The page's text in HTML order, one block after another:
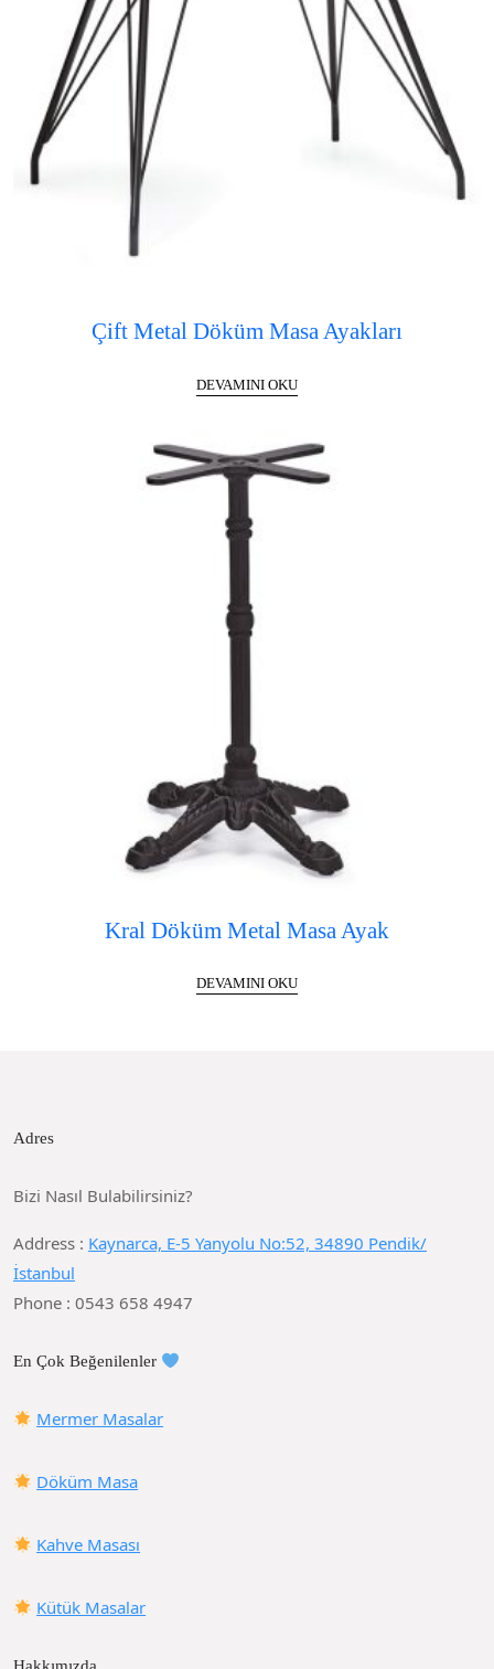
Çift Metal Döküm Masa Ayakları
DEVAMINI OKU
Kral Döküm Metal Masa Ayak
DEVAMINI OKU
Adres
Bizi Nasıl Bulabilirsiniz?
Address : Kaynarca, E-5 Yanyolu No:52, 34890 Pendik/
İstanbul
Phone : 0543 658 4947
En Çok Beğenilenler
Mermer Masalar
Döküm Masa
Kahve Masası
Kütük Masalar